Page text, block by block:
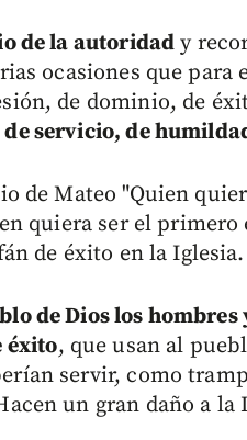
de la autoridad y
ocasiones que para
de dominio, de
servicio, de
de Mateo "Quien
quiera ser el primero
de éxito en la Iglesia.
de Dios los
éxito, que usan al
servir, como
un gran daño a la